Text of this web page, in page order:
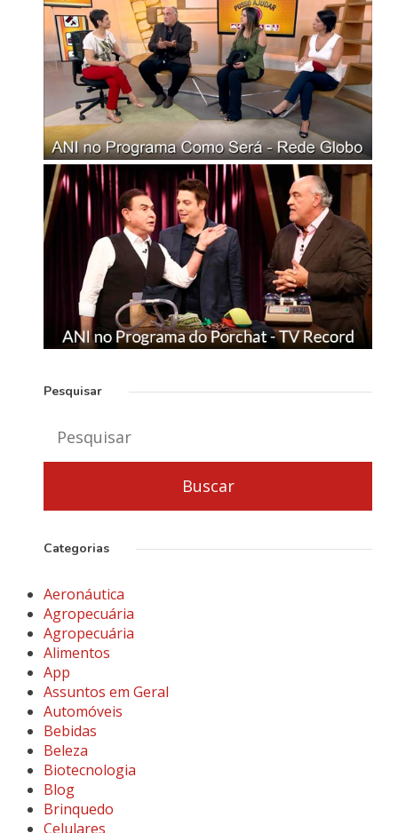
Pesquisar
Categorias
Aeronáutica
Agropecuária
Agropecuária
Alimentos
App
Assuntos em Geral
Automóveis
Bebidas
Beleza
Biotecnologia
Blog
Brinquedo
Celulares